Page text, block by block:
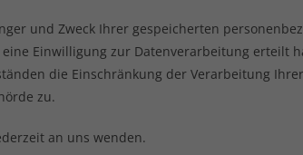
und Zweck Ihrer gespeicherten
Einwilligung zur Datenverarbeitung erteilt
die Einschränkung der Verarbeitung
zu.
an uns wenden.